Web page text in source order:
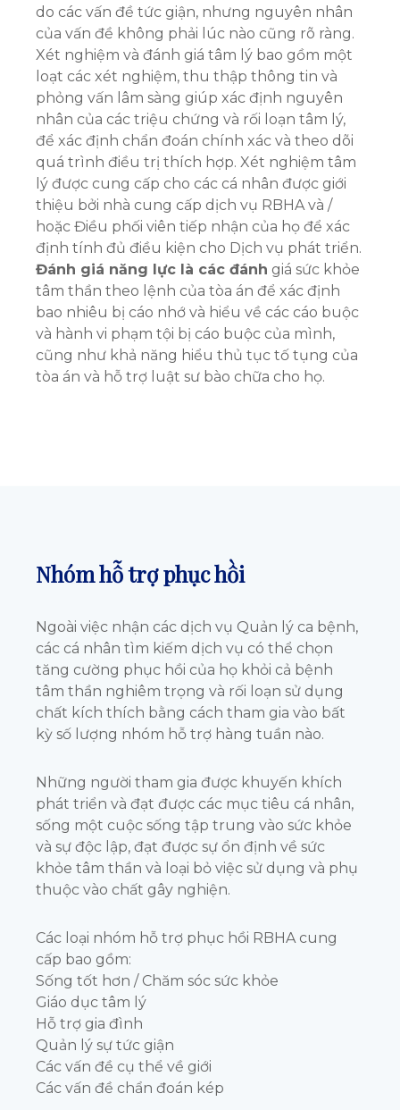
do các vấn đề tức giận, nhưng nguyên nhân
của vấn đề không phải lúc nào cũng rõ ràng.
Xét nghiệm và đánh giá tâm lý bao gồm một
loạt các xét nghiệm, thu thập thông tin và
phỏng vấn lâm sàng giúp xác định nguyên
nhân của các triệu chứng và rối loạn tâm lý,
để xác định chẩn đoán chính xác và theo dõi
quá trình điều trị thích hợp. Xét nghiệm tâm
lý được cung cấp cho các cá nhân được giới
thiệu bởi nhà cung cấp dịch vụ RBHA và /
hoặc Điều phối viên tiếp nhận của họ để xác
định tính đủ điều kiện cho Dịch vụ phát triển.
Đánh giá năng lực là các đánh giá sức khỏe
tâm thần theo lệnh của tòa án để xác định
bao nhiêu bị cáo nhớ và hiểu về các cáo buộc
và hành vi phạm tội bị cáo buộc của mình,
cũng như khả năng hiểu thủ tục tố tụng của
tòa án và hỗ trợ luật sư bào chữa cho họ.
Nhóm hỗ trợ phục hồi
Ngoài việc nhận các dịch vụ Quản lý ca bệnh,
các cá nhân tìm kiếm dịch vụ có thể chọn
tăng cường phục hồi của họ khỏi cả bệnh
tâm thần nghiêm trọng và rối loạn sử dụng
chất kích thích bằng cách tham gia vào bất
kỳ số lượng nhóm hỗ trợ hàng tuần nào.
Những người tham gia được khuyến khích
phát triển và đạt được các mục tiêu cá nhân,
sống một cuộc sống tập trung vào sức khỏe
và sự độc lập, đạt được sự ổn định về sức
khỏe tâm thần và loại bỏ việc sử dụng và phụ
thuộc vào chất gây nghiện.
Các loại nhóm hỗ trợ phục hồi RBHA cung
cấp bao gồm:
Sống tốt hơn / Chăm sóc sức khỏe
Giáo dục tâm lý
Hỗ trợ gia đình
Quản lý sự tức giận
Các vấn đề cụ thể về giới
Các vấn đề chẩn đoán kép